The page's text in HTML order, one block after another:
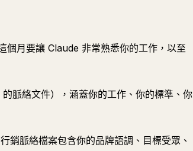
個月要讓 Claude 非常熟悉你的工作，以至
脈絡文件），涵蓋你的工作、你的標準、你
銷脈絡檔案包含你的品牌語調、目標受眾、